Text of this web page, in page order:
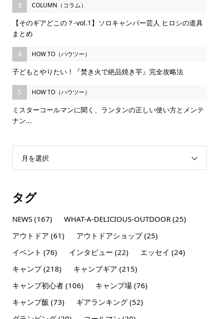
3 COLUMN（コラム）
【そのギアどこの？-vol.1】ソロキャンパー芸人 ヒロシの道具
まとめ
4 HOW TO（ハウツー）
子どもとやりたい！『焚き火で絶品焼き芋』完全攻略法
5 HOW TO（ハウツー）
ミスターコールマンに聞く、ランタンの正しい使い方とメンテ
ナン...
月を選択
タグ
NEWS(167) WHAT-A-DELICIOUS-OUTDOOR(25)
アウトドア (61) アウトドアショップ(25)
イベント (76) インタビュー (22) エッセイ (24)
キャンプ(218) キャンプギア (215)
キャンプ初心者(106) キャンプ場(76)
キャンプ飯 (73) ギアランキング(52)